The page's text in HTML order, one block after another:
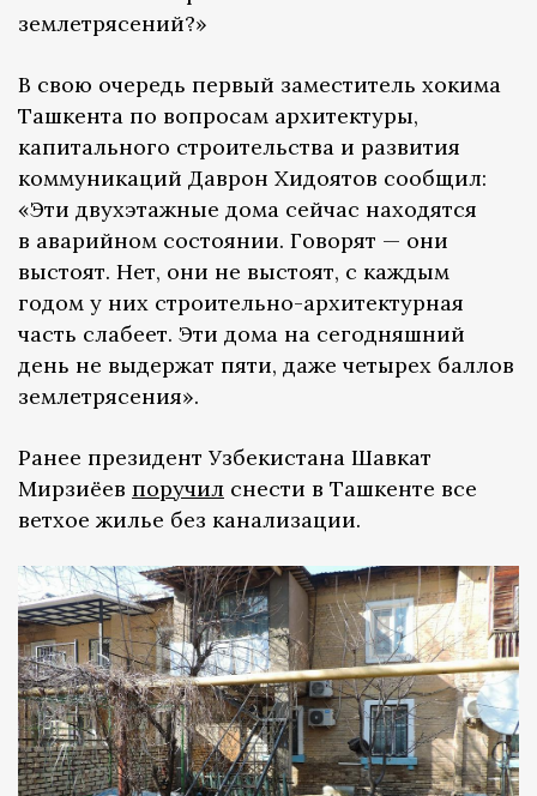
землетрясений?»
В свою очередь первый заместитель хокима
Ташкента по вопросам архитектуры,
капитального строительства и развития
коммуникаций Даврон Хидоятов сообщил:
«Эти двухэтажные дома сейчас находятся
в аварийном состоянии. Говорят — они
выстоят. Нет, они не выстоят, с каждым
годом у них строительно-архитектурная
часть слабеет. Эти дома на сегодняшний
день не выдержат пяти, даже четырех баллов
землетрясения».
Ранее президент Узбекистана Шавкат
Мирзиёев поручил снести в Ташкенте все
ветхое жилье без канализации.